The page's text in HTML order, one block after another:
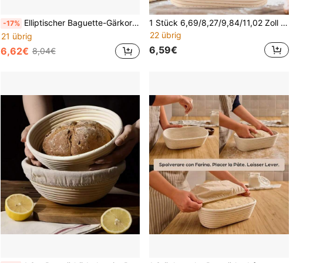
-17% Elliptischer Baguette-Gärkorb mit Innenfutterbeutel, 2er Set, Brot-Teig-Gärwerkzeug, Backzubehör, Weidenkorb für die Brotfermentation für den Heimgebrauch. In verschiedenen Größen erhältlich. Leicht zu reinigen. Spülmaschinenfest.
21 übrig
6,62€ 8,04€
1 Stück 6,69/8,27/9,84/11,02 Zoll ovales Brot-Gärkorb-Set - Brot-Gärkorb mit Leinentuch-Abdeckung, multifunktionales Küchenwerkzeug, handgefertigter Brot-Gärkorb, perfekt für Sauerteig- und Hefebacken - unverzichtbares Backwerkzeug für Zuhause und Profis
22 übrig
6,59€